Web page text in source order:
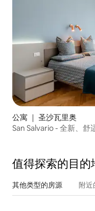
公寓 ｜ 圣沙瓦里奥
San Salvario - 全新、舒
值得探索的目的
其他类型的房源 附近